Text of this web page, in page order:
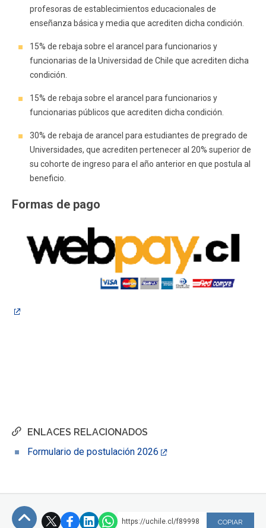
ENLACES RELACIONADOS
Formulario de postulación 2026
profesoras de establecimientos educacionales de
enseñanza básica y media que acrediten dicha condición.
15% de rebaja sobre el arancel para funcionarios y
funcionarias de la Universidad de Chile que acrediten dicha
condición.
15% de rebaja sobre el arancel para funcionarios y
funcionarias públicos que acrediten dicha condición.
30% de rebaja de arancel para estudiantes de pregrado de
Universidades, que acrediten pertenecer al 20% superior de
su cohorte de ingreso para el año anterior en que postula al
beneficio.
Formas de pago
https://uchile.cl/f89998 COPIAR